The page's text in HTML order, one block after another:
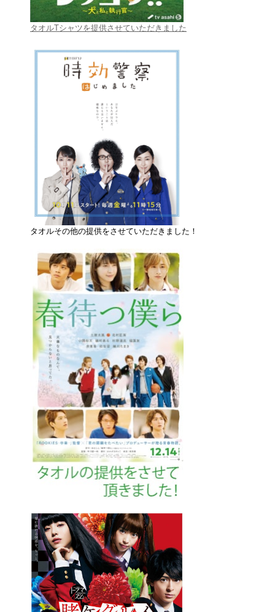
タオルTシャツを提供させていただきました
タオルその他の提供をさせていただきました！